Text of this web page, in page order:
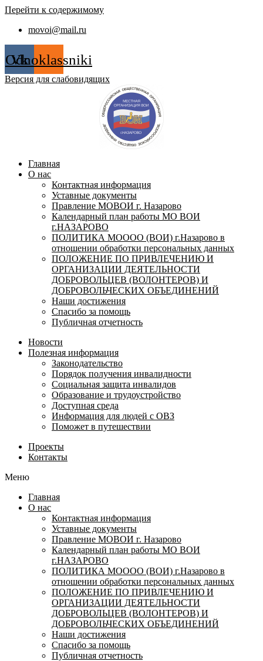
Перейти к содержимому
movoi@mail.ru
Vk
Odnoklassniki
Версия для слабовидящих
Главная
О нас
Контактная информация
Уставные документы
Правление МОВОИ г. Назарово
Календарный план работы МО ВОИ
г.НАЗАРОВО
ПОЛИТИКА МОООО (ВОИ) г.Назарово в
отношении обработки персональных данных
ПОЛОЖЕНИЕ ПО ПРИВЛЕЧЕНИЮ И
ОРГАНИЗАЦИИ ДЕЯТЕЛЬНОСТИ
ДОБРОВОЛЬЦЕВ (ВОЛОНТЕРОВ) И
ДОБРОВОЛЬЧЕСКИХ ОБЪЕДИНЕНИЙ
Наши достижения
Спасибо за помощь
Публичная отчетность
Новости
Полезная информация
Законодательство
Порядок получения инвалидности
Социальная защита инвалидов
Образование и трудоустройство
Доступная среда
Информация для людей с ОВЗ
Поможет в путешествии
Проекты
Контакты
Меню
Главная
О нас
Контактная информация
Уставные документы
Правление МОВОИ г. Назарово
Календарный план работы МО ВОИ
г.НАЗАРОВО
ПОЛИТИКА МОООО (ВОИ) г.Назарово в
отношении обработки персональных данных
ПОЛОЖЕНИЕ ПО ПРИВЛЕЧЕНИЮ И
ОРГАНИЗАЦИИ ДЕЯТЕЛЬНОСТИ
ДОБРОВОЛЬЦЕВ (ВОЛОНТЕРОВ) И
ДОБРОВОЛЬЧЕСКИХ ОБЪЕДИНЕНИЙ
Наши достижения
Спасибо за помощь
Публичная отчетность